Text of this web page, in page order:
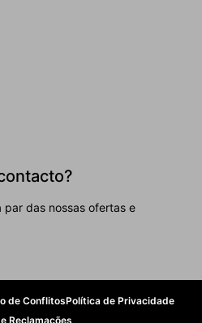
par das nossas ofertas e
de ConflitosPolítica de Privacidade
Reclamações